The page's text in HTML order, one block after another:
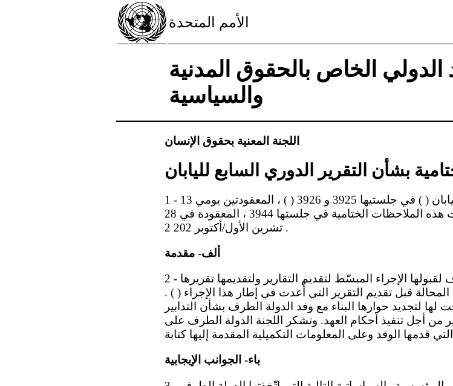
الأمم المتحدة
الدولي الخاص بالحقوق المدنية
والسياسية
اللجنة المعنية بحقوق الإنسان
بشأن التقرير الدوري السابع لليابان
1 - نظرت اللجنة في التقرير الدوري السابع لليابان ( ) في جلستيها 3925 و 3926 ( ) ، المعقودتين يومي 13
و 14 تشرين الأول/أكتوبر 202 2 . واعتمدت هذه الملاحظات الختامية في جلستها 3944 ، المعقودة في 28
تشرين الأول/أكتوبر 202 2 .
ألف- مقدمة
2 - تعرب اللجنة عن امتنانها للدولة الطرف لقبولها الإجراء المبسّط لتقديم التقارير ولتقديمها تقريرها
قبل تقديم التقرير التي أُعدت في إطار هذا الإجراء ( ) .
لتجديد حوارها البناء مع وفد الدولة الطرف بشأن التدابير
من أجل تنفيذ أحكام العهد. وتشكر اللجنة الدولة الطرف على
باء- الجوانب الإيجابية